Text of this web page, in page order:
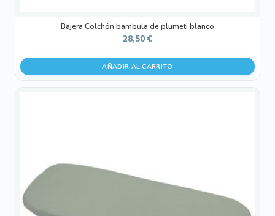
Bajera Colchón bambula de plumeti blanco
28,50 €
AÑADIR AL CARRITO